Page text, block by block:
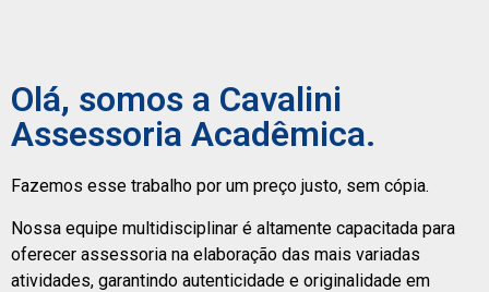
Olá, somos a Cavalini
Assessoria Acadêmica.
Fazemos esse trabalho por um preço justo, sem cópia.
Nossa equipe multidisciplinar é altamente capacitada para
oferecer assessoria na elaboração das mais variadas
atividades, garantindo autenticidade e originalidade em